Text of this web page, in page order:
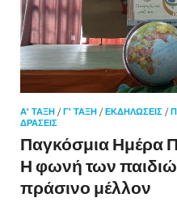
Α' ΤΑΞΗ /Γ' ΤΑΞΗ /ΕΚΔΗΛΏΣΕΙΣ /
ΔΡΆΣΕΙΣ
Παγκόσμια Ημέρα
Η φωνή των
πράσινο μέλλον